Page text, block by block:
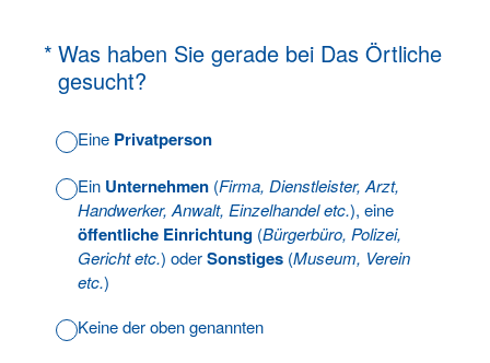
* Was haben Sie gerade bei Das Örtliche
gesucht?
(Erforderlich.)
Eine Privatperson
Ein Unternehmen (Firma, Dienstleister, Arzt,
Handwerker, Anwalt, Einzelhandel etc.), eine
öffentliche Einrichtung (Bürgerbüro, Polizei,
Gericht etc.) oderSonstiges (Museum, Verein
etc.)
Keine der oben genannten